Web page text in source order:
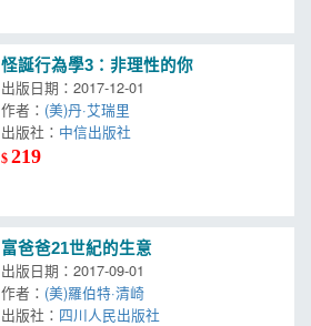
怪誕行為學3：非理性的你
出版日期：2017-12-01
作者： (美)丹·艾瑞里
出版社： 中信出版社
$219
富爸爸21世紀的生意
出版日期：2017-09-01
作者： (美)羅伯特·清崎
出版社： 四川人民出版社